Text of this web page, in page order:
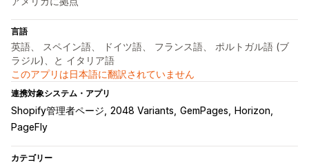
言語
英語、 スペイン語、 ドイツ語、 フランス語、 ポルトガル語 (ブ
ラジル)、と イタリア語
このアプリは日本語に翻訳されていません
連携対象システム・アプリ
Shopify管理者ページ 2048 Variants GemPages
Horizon
PageFly
カテゴリー